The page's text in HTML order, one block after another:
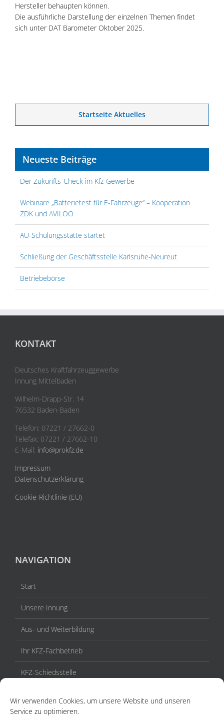
Wir verwenden Cookies, um unsere Website und unseren
Service zu optimieren.
Hersteller behaupten können.
Die ausführliche Darstellung der einzelnen Themen findet
sich unter DAT Barometer Oktober 2025.
Startseite Aktuelles
Neueste Beiträge
Der Zukunfts-Check im Kfz-Gewerbe
Webinare „Batterietest für E-Fahrzeuge“ – Kooperation
ZDK und AVILOO
AU-Schulungsstätte startet
Schließung der Geschäftsstelle Karlsruhe-Neureut
Betriebebörse
KONTAKT
Deutsches Kraftfahrzeuggewerbe
Innung Mittelbaden
Wilhelm-Drapp-Str. 14
76532 Baden-Baden
Telefon: 07221 / 27662-0
Telefax: 07221 / 27662-10
E-Mail: info@prokfz.de
Impressum
Datenschutzerklärung
Cookie-Richtlinie (EU)
NAVIGATION
Start
Unsere Innung
Aus- und Weiterbildung
Ihr KFZ-Fachbetrieb
KFZ-Schiedsstelle
Aktuelles